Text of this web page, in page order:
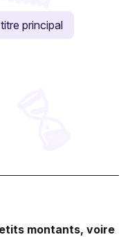
principal
montants, voire